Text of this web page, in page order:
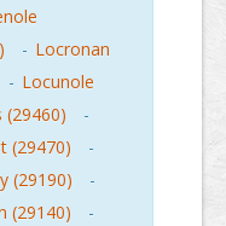
- Locronan
- Locunole
(29460)
-
(29470)
-
(29190)
-
(29140)
-